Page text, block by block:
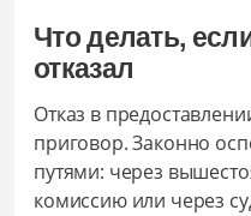
Что делать,
отказал
Отказ в
приговор. Законно
путями: через
комиссию или через